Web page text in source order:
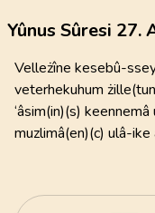
Yûnus Sûresi 27.
Velleżîne kesebû-
veterhekuhum
‘âsim(in)(s)
muzlimâ(en)(c) ulâ-